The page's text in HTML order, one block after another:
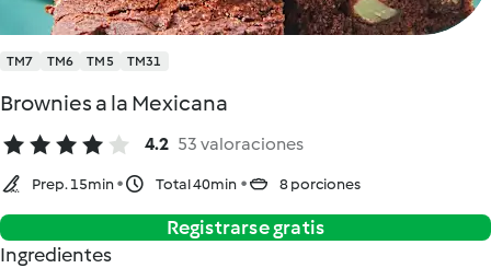
TM7 TM6 TM5 TM31
Brownies a la Mexicana
4.2 53 valoraciones
Prep. 15min Total 40min 8 porciones
Registrarse gratis
Ingredientes